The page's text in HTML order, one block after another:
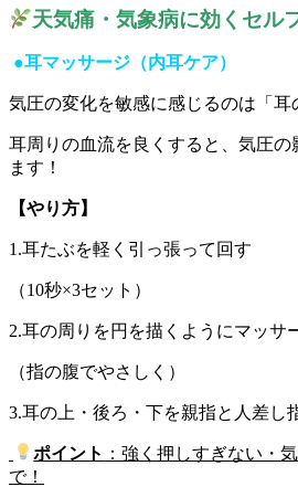
天気痛・気象病に効くセル
●耳マッサージ（内耳ケア）
気圧の変化を敏感に感じるのは「耳
耳周りの血流を良くすると、気圧の
ます！
【やり方】
1.耳たぶを軽く引っ張って回す
（10秒×3セット）
2.耳の周りを円を描くようにマッサ
（指の腹でやさしく）
3.耳の上・後ろ・下を親指と人差し
ポイント ：強く押しすぎない・
で！